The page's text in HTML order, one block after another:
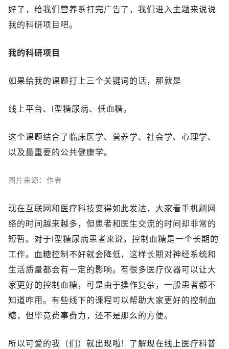
好了，给我们营养系打完广告了，我们进入主题来说说
我的科研项目吧。
我的科研项目
如果给我的课题打上三个关键词的话，那就是
线上平台、I型糖尿病、低血糖。
这个课题结合了临床医学、营养学、社会学、心理学、
以及最重要的公共健康学。
图片来源：作者
现在互联网和医疗科技变得如此发达，大家看手机刷网
络的时间越来越多，但患者和医生交流的时间却非常的
短暂。对于I型糖尿病患者来说，控制血糖是一个长期的
工作。血糖控制不好就会降低，这样长期对神经系统和
生活质量都会有一定的影响。有很多医疗仪器可以让大
家更好的控制血糖，可是由于操作复杂，一般患者都不
知道咋用。有些线下的课程可以帮助大家更好的控制血
糖，但毕竟费事费力，还不是那么的方便。
所以可爱的我（们）就出现啦！了解现在线上医疗科普